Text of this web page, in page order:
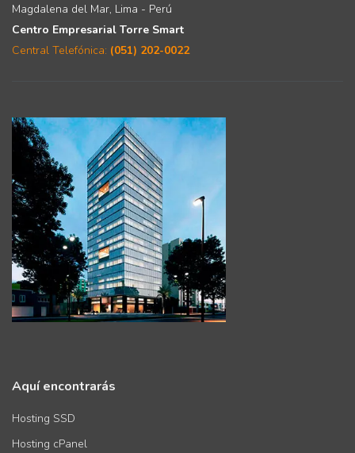
Magdalena del Mar, Lima - Perú
Centro Empresarial Torre Smart
Central Telefónica: (051) 202-0022
Aquí encontrarás
Hosting SSD
Hosting cPanel